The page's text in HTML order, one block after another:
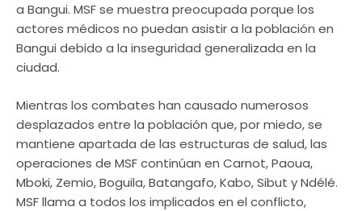
a Bangui. MSF se muestra preocupada porque los
actores médicos no puedan asistir a la población en
Bangui debido a la inseguridad generalizada en la
ciudad.
Mientras los combates han causado numerosos
desplazados entre la población que, por miedo, se
mantiene apartada de las estructuras de salud, las
operaciones de MSF continúan en Carnot, Paoua,
Mboki, Zemio, Boguila, Batangafo, Kabo, Sibut y Ndélé.
MSF llama a todos los implicados en el conflicto,